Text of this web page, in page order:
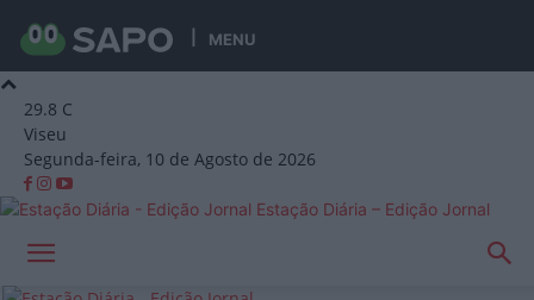
MENU
29.8 C
Viseu
Segunda-feira, 10 de Agosto de 2026
Estação Diária – Edição Jornal